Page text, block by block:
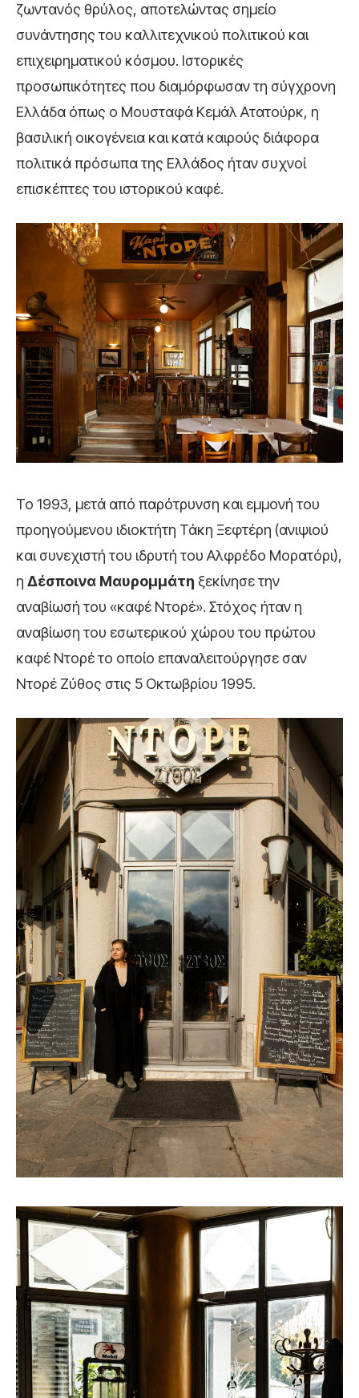
ζωντανός θρύλος, αποτελώντας σημείο
συνάντησης του καλλιτεχνικού πολιτικού και
επιχειρηματικού κόσμου. Ιστορικές
προσωπικότητες που διαμόρφωσαν τη σύγχρονη
Ελλάδα όπως ο Μουσταφά Κεμάλ Ατατούρκ, η
βασιλική οικογένεια και κατά καιρούς διάφορα
πολιτικά πρόσωπα της Ελλάδος ήταν συχνοί
επισκέπτες του ιστορικού καφέ.
Το 1993, μετά από παρότρυνση και εμμονή του
προηγούμενου ιδιοκτήτη Τάκη Ξεφτέρη (ανιψιού
και συνεχιστή του ιδρυτή του Αλφρέδο Μορατόρι),
η Δέσποινα Μαυρομμάτη ξεκίνησε την
αναβίωσή του «καφέ Ντορέ». Στόχος ήταν η
αναβίωση του εσωτερικού χώρου του πρώτου
καφέ Ντορέ το οποίο επαναλειτούργησε σαν
Ντορέ Ζύθος στις 5 Οκτωβρίου 1995.